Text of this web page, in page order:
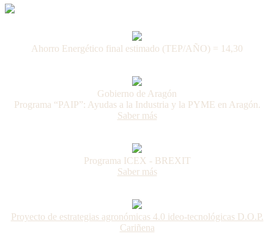
Ahorro Energético final estimado (TEP/AÑO) = 14,30
Gobierno de Aragón
Programa “PAIP”: Ayudas a la Industria y la PYME en Aragón.
Saber más
Programa ICEX - BREXIT
Saber más
Proyecto de estrategias agronómicas 4.0 ideo-tecnológicas D.O.P.
Cariñena